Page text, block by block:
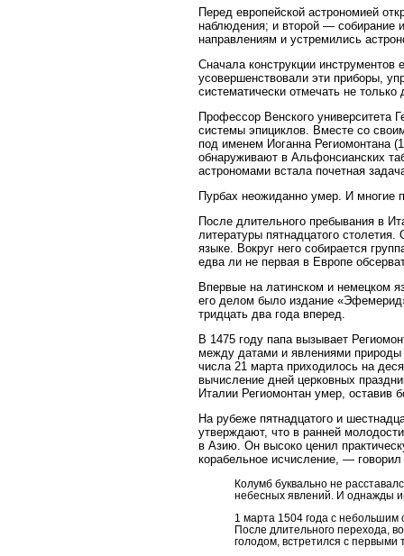
Перед европейской астрономией
наблюдения; и второй — собирание
направлениям и устремились
Сначала конструкции
усовершенствовали эти приборы,
систематически отмечать не
Профессор Венского университета
системы эпициклов. Вместе со
под именем Иоганна Региомонтана
обнаруживают в Альфонсианских
астрономами встала почетная
Пурбах неожиданно умер. И многие
После длительного пребывания в
литературы пятнадцатого
языке. Вокруг него собирается
едва ли не первая в Европе
Впервые на латинском и немецком
его делом было издание
тридцать два года вперед.
В 1475 году папа вызывает
между датами и явлениями природы
числа 21 марта приходилось на
вычисление дней церковных
Италии Региомонтан умер, оставив
На рубеже пятнадцатого и
утверждают, что в ранней
в Азию. Он высоко ценил
корабельное исчисление, —
Колумб буквально не
небесных явлений. И однажды
1 марта 1504 года с
После длительного перехода,
голодом, встретился с первыми